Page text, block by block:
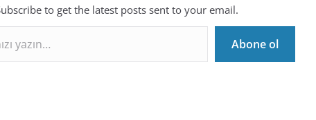
to get the latest posts sent to your email.
Abone ol